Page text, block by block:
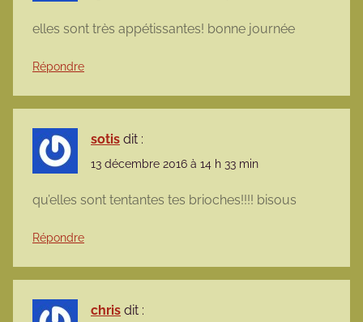
elles sont très appétissantes! bonne journée
Répondre
sotis dit :
13 décembre 2016 à 14 h 33 min
qu’elles sont tentantes tes brioches!!!! bisous
Répondre
chris dit :